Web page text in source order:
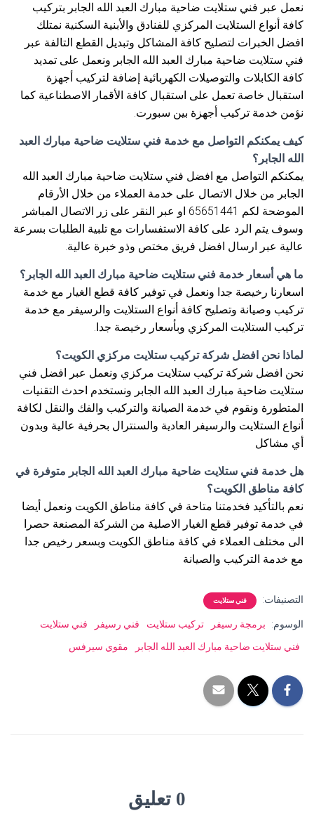
نعمل عبر فني ستلايت ضاحية مبارك العبد الله الجابر بتركيب
كافة أنواع الستلايت المركزي للفنادق والأبنية السكنية نمتلك
افضل الخبرات لتصليح كافة المشاكل وتبديل القطع التالفة عبر
فني ستلايت ضاحية مبارك العبد الله الجابر ونعمل على تمديد
كافة الكابلات والتوصيلات الكهربائية إضافة لتركيب أجهزة
استقبال خاصة تعمل على استقبال كافة الأقمار الاصطناعية كما
نؤمن خدمة تركيب أجهزة بين سبورت.
كيف يمكنكم التواصل مع خدمة فني ستلايت ضاحية مبارك العبد
الله الجابر؟
يمكنكم التواصل مع افضل فني ستلايت ضاحية مبارك العبد الله
الجابر من خلال الاتصال على خدمة العملاء من خلال الأرقام
الموضحة لكم 65651441 او عبر النقر على زر الاتصال المباشر
وسوف يتم الرد على كافة الاستفسارات مع تلبية الطلبات بسرعة
عالية عبر ارسال افضل فريق مختص وذو خبرة عالية.
ما هي أسعار خدمة فني ستلايت ضاحية مبارك العبد الله الجابر؟
اسعارنا رخيصة جدا ونعمل في توفير كافة قطع الغيار مع خدمة
تركيب وصيانة وتصليح كافة أنواع الستلايت والرسيفر مع خدمة
تركيب الستلايت المركزي وبأسعار رخيصة جدا.
لماذا نحن افضل شركة تركيب ستلايت مركزي الكويت؟
نحن افضل شركة تركيب ستلايت مركزي ونعمل عبر افضل فني
ستلايت ضاحية مبارك العبد الله الجابر ونستخدم احدث التقنيات
المتطورة ونقوم في خدمة الصيانة والتركيب والفك والنقل لكافة
أنواع الستلايت والرسيفر العادية والسنترال بحرفية عالية وبدون
أي مشاكل
هل خدمة فني ستلايت ضاحية مبارك العبد الله الجابر متوفرة في
كافة مناطق الكويت؟
نعم بالتأكيد فخدمتنا متاحة في كافة مناطق الكويت ونعمل أيضا
في خدمة توفير قطع الغيار الاصلية من الشركة المصنعة حصرا
الى مختلف العملاء في كافة مناطق الكويت وبسعر رخيص جدا
مع خدمة التركيب والصيانة
التصنيفات: فني ستلايت
الوسوم: برمجة رسيفر تركيب ستلايت فني رسيفر
فني ستلايت
فني ستلايت ضاحية مبارك العبد الله الجابر
مقوي سيرفس
0 تعليق